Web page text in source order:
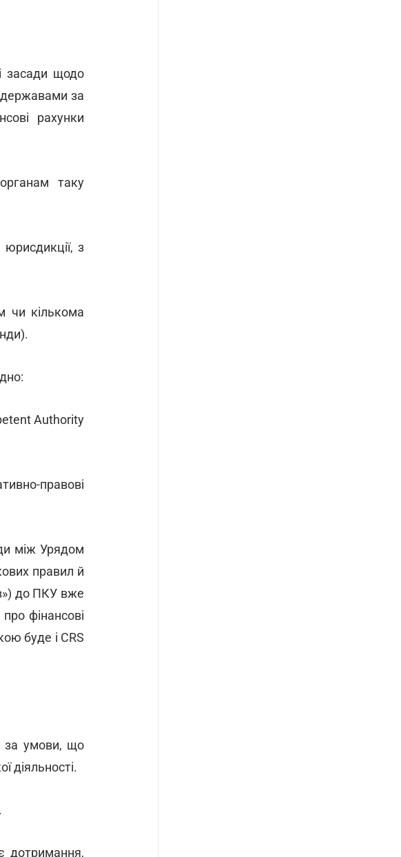
засади щодо
державами за
рахунки
таку
з
чи кількома
Authority
правові
між Урядом
правил й
до ПКУ вже
фінансові
буде і CRS
за умови, що
діяльності.
дотримання,